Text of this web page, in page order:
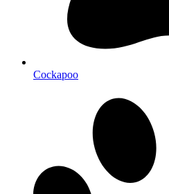
Cockapoo